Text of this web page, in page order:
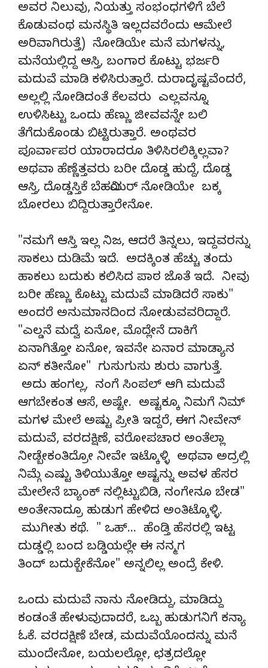
ಅವರ ನಿಲುವು, ನಿಯತ್ತು ಸಂಭಂಧಗಳಿಗೆ ಬೆಲೆ
ಕೊಡುವಂಥ ಮನಸ್ಥಿತಿ ಇಲ್ಲದವರೆಂದು ಆಮೇಲೆ
ಅರಿವಾಗಿರುತ್ತೆ) ನೋಡಿಯೇ ಮನೆ ಮಗಳನ್ನು,
ಮನೆಯಲ್ಲಿದ್ದ ಆಸ್ತಿ, ಬಂಗಾರ ಕೊಟ್ಟು ಭರ್ಜರಿ
ಮದುವೆ ಮಾಡಿ ಕಳಿಸಿರುತ್ತಾರೆ. ದುರಾದೃಷ್ಟವೆಂದರೆ,
ಅಲ್ಲಲ್ಲಿ ನೋಡಿದಂತೆ ಕೆಲವರು ಎಲ್ಲವನ್ನೂ
ಉಳಿಸಿಟ್ಟು ಒಂದು ಹೆಣ್ಣು ಜೀವವನ್ನೇ ಬಲಿ
ತೆಗೆದುಕೊಂಡು ಬಿಟ್ಟಿರುತ್ತಾರೆ. ಅಂಥವರ
ಪೂರ್ವಾಪರ ಯಾರಾದರೂ ತಿಳಿಸಿರಲಿಕ್ಕಿಲ್ಲವಾ?
ಅಥವಾ ಹೆಣ್ಣೆತ್ತವರು ಬರೀ ದೊಡ್ಡ ಹುದ್ದೆ, ದೊಡ್ಡ
ಆಸ್ತಿ, ದೊಡ್ಡಸ್ತಿಕೆ ಬೆಹವಿಯರ್ ನೋಡಿಯೇ ಬಕ್ಕ
ಬೋರಲು ಬಿದ್ದಿರುತ್ತಾರೇನೋ.
"ನಮಗೆ ಆಸ್ತಿ ಇಲ್ಲ ನಿಜ, ಆದರೆ ತಿನ್ನಲು, ಇದ್ದವರನ್ನು
ಸಾಕಲು ದುಡಿಮೆ ಇದೆ. ಅದಕ್ಕಿಂತ ಹೆಚ್ಚು ತಂದು
ಹಾಕಲು ಬದುಕು ಕಲಿಸಿದ ಪಾಠ ಜೊತೆ ಇದೆ. ನೀವು
ಬರೀ ಹೆಣ್ಣು ಕೊಟ್ಟು ಮದುವೆ ಮಾಡಿದರೆ ಸಾಕು"
ಅಂದರೆ ಅನುಮಾನದಿಂದ ನೋಡುವವರಿದ್ದಾರೆ.
"ಎಲ್ಡನೆ ಮದ್ವೆ ಏನೋ, ಮೊದ್ಲೇನೆ ದಾಕಿಗೆ
ಏನಾಗಿತ್ತೋ ಏನೋ, ಇವನೇ ಏನಾರ ಮಾಡ್ಯಾನ
ಏನ್ ಕತೀನೋ" ಗುಸುಗುಸು ಶುರು ವಾಗುತ್ತೆ.
ಅದು ಹಂಗಲ್ಲ, ನಂಗೆ ಸಿಂಪಲ್ ಆಗಿ ಮದುವೆ
ಆಗಬೇಕಂತ ಆಸೆ, ಅಷ್ಟೇ. ಅಷ್ಟಕ್ಕೂ ನಿಮಗೆ ನಿಮ್
ಮಗಳ ಮೇಲೆ ಅಷ್ಟು ಪ್ರೀತಿ ಇದ್ದರೆ, ಈಗ ನೀವೇನ್
ಮದುವೆ, ವರದಕ್ಷಿಣೆ, ವರೋಪಚಾರ ಅಂತೆಲ್ಲಾ
ನೀಡ್ಬೇಕಂತಿದ್ರೋ ನೀವೇ ಇಟ್ಕೊಳ್ಳಿ ಅಥವಾ ಅದ್ರಲ್ಲಿ
ನಿಮ್ಗೆ ಎಷ್ಟು ತಿಳಿಯುತ್ತೋ ಅಷ್ಟನ್ನು ಅವಳ ಹೆಸರ
ಮೇಲೇನೆ ಬ್ಯಾಂಕ್ ನಲ್ಲಿಟ್ಟುಬಿಡಿ, ನಂಗೇನೂ ಬೇಡ"
ಅಂತೇನಾದ್ರೂ ಹುಡುಗ ಹೇಳಿದ ಅಂತಿಟ್ಕೊಳ್ಳಿ.
ಮುಗೀತು ಕಥೆ. " ಒಹ್… ಹೆಂಡ್ತಿ ಹೆಸರಲ್ಲಿ ಇಟ್ಟ
ದುಡ್ಡಲ್ಲಿ ಬಂದ ಬಡ್ಡಿಯಲ್ಲೇ ಈ ನನ್ಮಗ
ತಿಂದ್ ಬದುಕ್ಬೇಕೆನೋ" ಅನ್ನಲಿಲ್ಲ ಅಂದ್ರೆ ಕೇಳಿ.
ಒಂದು ಮದುವೆ ನಾನು ನೋಡಿದ್ದು, ಮಾಡಿದ್ದು
ಕಂಡಂತೆ ಹೇಳುವುದಾದರೆ, ಒಬ್ಬ ಹುಡುಗನಿಗೆ ಕನ್ಯಾ
ಓಕೆ. ವರದಕ್ಷಿಣೆ ಬೇಡ, ಮದುವೆಯೊಂದನ್ನು ಮನೆ
ಮುಂದೇನೋ, ಬಯಲಲ್ಲೋ, ಛತ್ರದಲ್ಲೋ